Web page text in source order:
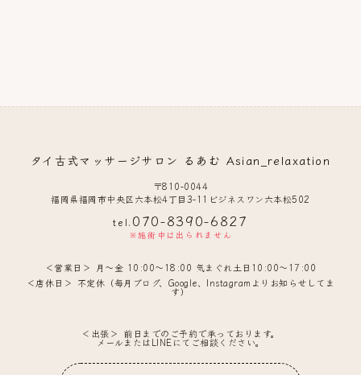
タイ古式マッサージサロン るあむ Asian_relaxation
〒810-0044
福岡県福岡市中央区六本松4丁目3-11ビジネスワン六本松502
tel. 070-8390-6827
※施術中は出られません
営業日
月〜金 10:00〜18:00 気まぐれ土日10:00〜17:00
店休日
不定休（毎月ブログ、Google、Instagramよりお知らせしてま
す）
出張 前日までのご予約で承っております。
メールまたはLINEにてご相談ください。